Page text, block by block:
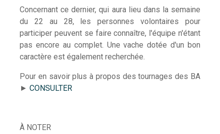
Concernant ce dernier, qui aura lieu dans la semaine
du 22 au 28, les personnes volontaires pour
participer peuvent se faire connaître, l'équipe n'étant
pas encore au complet. Une vache dotée d'un bon
caractère est également recherchée.
Pour en savoir plus à propos des tournages des BA
► CONSULTER
À NOTER